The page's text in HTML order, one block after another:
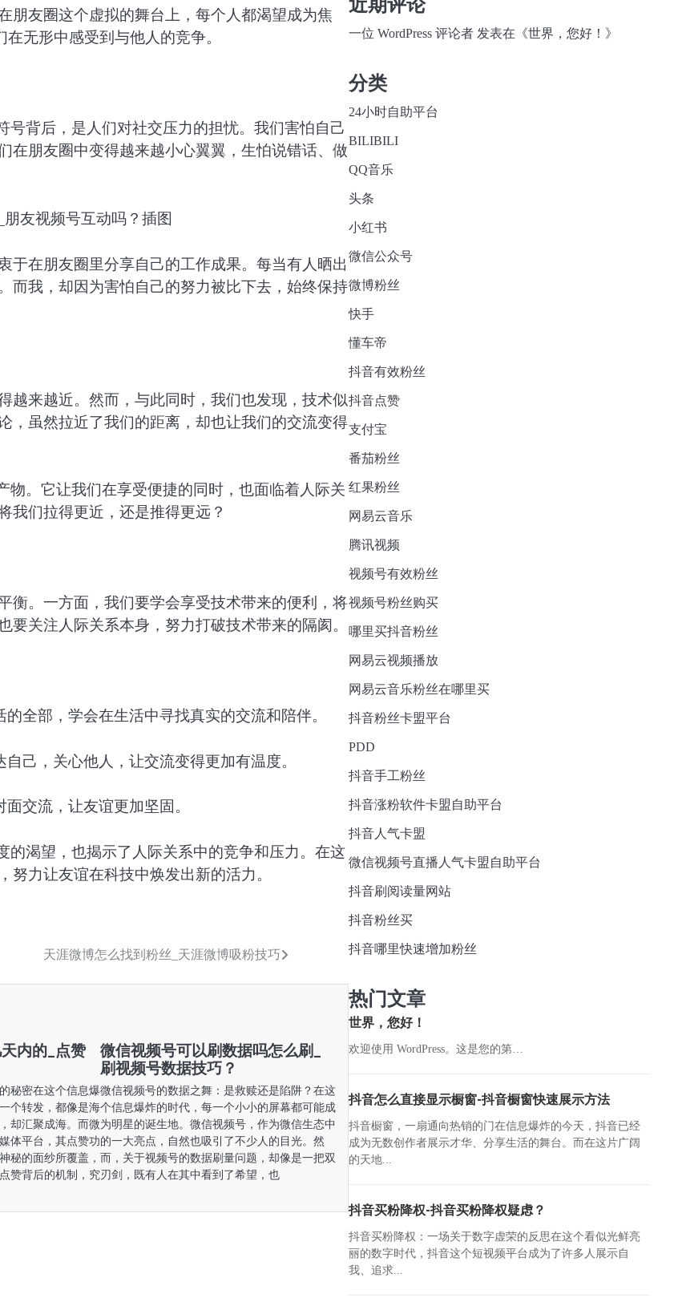
朋友圈这个虚拟的舞台上，每个人都渴望成为焦
无形中感受到与他人的竞争。
号背后，是人们对社交压力的担忧。我们害怕自己
在朋友圈中变得越来越小心翼翼，生怕说错话、做
于在朋友圈里分享自己的工作成果。每当有人晒出
而我，却因为害怕自己的努力被比下去，始终保持
越来越近。然而，与此同时，我们也发现，技术似
，虽然拉近了我们的距离，却也让我们的交流变得
物。它让我们在享受便捷的同时，也面临着人际关
我们拉得更近，还是推得更远？
衡。一方面，我们要学会享受技术带来的便利，将
关注人际关系本身，努力打破技术带来的隔阂。
的全部，学会在生活中寻找真实的交流和陪伴。
己，关心他人，让交流变得更加有温度。
交流，让友谊更加坚固。
的渴望，也揭示了人际关系中的竞争和压力。在这
力让友谊在科技中焕发出新的活力。
天涯微博怎么找到粉丝_天涯微博吸粉技巧
内的_点赞
秘密在这个信息爆
个转发，都像是海
却汇聚成海。而微
体平台，其点赞功
秘的面纱所覆盖，
赞背后的机制，究
微信视频号可以刷数据吗怎么刷_
刷视频号数据技巧？
微信视频号的数据之舞：是救赎还是陷阱？在这
个信息爆炸的时代，每一个小小的屏幕都可能成
为明星的诞生地。微信视频号，作为微信生态中
的一大亮点，自然也吸引了不少人的目光。然
而，关于视频号的数据刷量问题，却像是一把双
刃剑，既有人在其中看到了希望，也
近期评论
一位 WordPress 评论者发表在《世界，您好！ 》
分类
24小时自助平台
BILIBILI
QQ音乐
头条
小红书
微信公众号
微博粉丝
快手
懂车帝
抖音有效粉丝
抖音点赞
支付宝
番茄粉丝
红果粉丝
网易云音乐
腾讯视频
视频号有效粉丝
视频号粉丝购买
哪里买抖音粉丝
网易云视频播放
网易云音乐粉丝在哪里买
抖音粉丝卡盟平台
PDD
抖音手工粉丝
抖音涨粉软件卡盟自助平台
抖音人气卡盟
微信视频号直播人气卡盟自助平台
抖音刷阅读量网站
抖音粉丝买
抖音哪里快速增加粉丝
热门文章
世界，您好！
欢迎使用 WordPress。这是您的第…
抖音怎么直接显示橱窗-抖音橱窗快速展示方法
抖音橱窗，一扇通向热销的门在信息爆炸的今天，抖音已经
成为无数创作者展示才华、分享生活的舞台。而在这片广阔
的天地...
抖音买粉降权-抖音买粉降权疑虑？
抖音买粉降权：一场关于数字虚荣的反思在这个看似光鲜亮
丽的数字时代，抖音这个短视频平台成为了许多人展示自
我、追求...